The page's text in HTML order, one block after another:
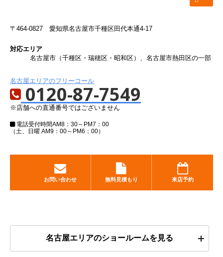
〒464-0827 愛知県名古屋市千種区田代本通4-17
対応エリア
名古屋市（千種区・瑞穂区・昭和区）、名古屋市熱田区の一部
名古屋エリアのフリーコール
0120-87-7549
※店舗への直通番号ではございません
電話受付時間AM8：30～PM7：00
（土、日曜 AM9：00～PM6：00）
お問い合わせ 無料見積もり 来店予約
名古屋エリアのショールームを見る